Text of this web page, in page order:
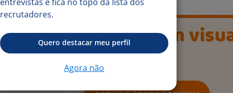
recrutadores.
Quero destacar meu perfil
Agora não